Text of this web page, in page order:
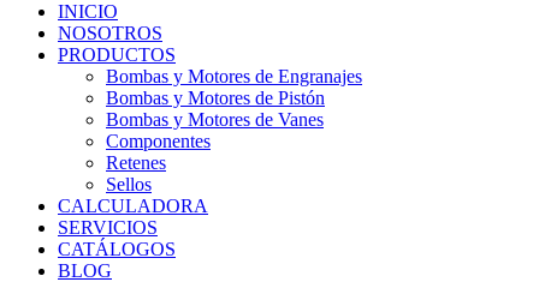
INICIO
NOSOTROS
PRODUCTOS
Bombas y Motores de Engranajes
Bombas y Motores de Pistón
Bombas y Motores de Vanes
Componentes
Retenes
Sellos
CALCULADORA
SERVICIOS
CATÁLOGOS
BLOG